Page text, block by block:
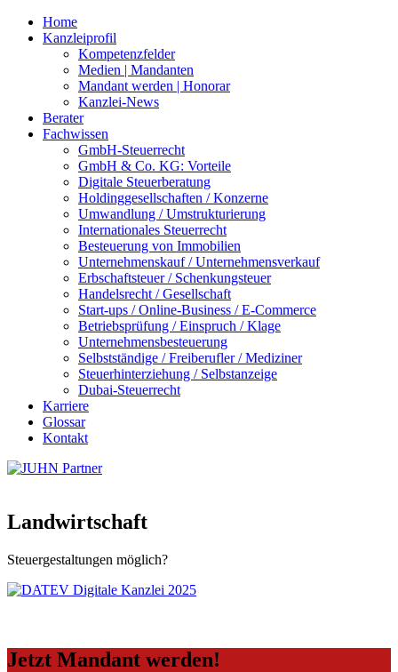
Home
Kanzleiprofil
Kompetenzfelder
Medien | Mandanten
Mandant werden | Honorar
Kanzlei-News
Berater
Fachwissen
GmbH-Steuerrecht
GmbH & Co. KG: Vorteile
Digitale Steuerberatung
Holdinggesellschaften / Konzerne
Umwandlung / Umstrukturierung
Internationales Steuerrecht
Besteuerung von Immobilien
Unternehmenskauf / Unternehmensverkauf
Erbschaftsteuer / Schenkungsteuer
Handelsrecht / Gesellschaft
Start-ups / Online-Business / E-Commerce
Betriebsprüfung / Einspruch / Klage
Unternehmensbesteuerung
Selbstständige / Freiberufler / Mediziner
Steuerhinterziehung / Selbstanzeige
Dubai-Steuerrecht
Karriere
Glossar
Kontakt
Landwirtschaft
Steuergestaltungen möglich?
Jetzt Mandant werden!